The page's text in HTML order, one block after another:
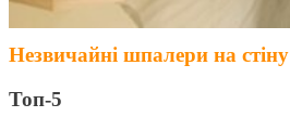
Незвичайні шпалери на стіну
Топ-5